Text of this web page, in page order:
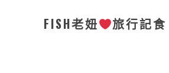
FISH老妞 旅行記食